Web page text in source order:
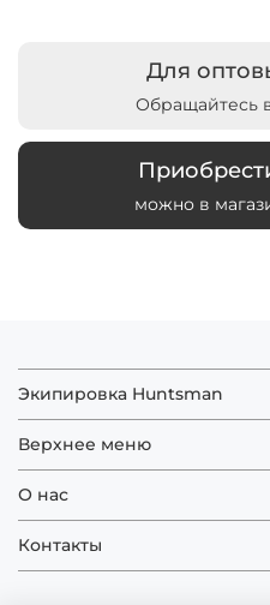
Для
Обращайтесь
можно в
Экипировка Huntsman
Верхнее меню
О нас
Контакты